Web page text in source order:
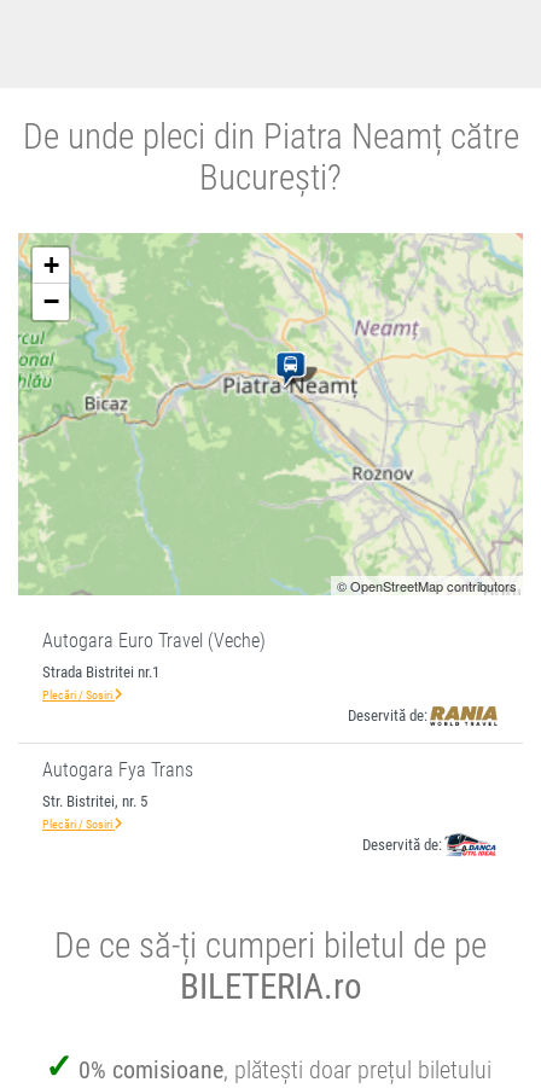
De unde pleci din Piatra Neamț către
București?
+
−
© OpenStreetMap contributors
Autogara Euro Travel (Veche)
Strada Bistritei nr.1
Plecări / Sosiri
Deservită de:
Autogara Fya Trans
Str. Bistritei, nr. 5
Plecări / Sosiri
Deservită de:
De ce să-ți cumperi biletul de pe
BILETERIA.ro
0% comisioane, plătești doar prețul biletului